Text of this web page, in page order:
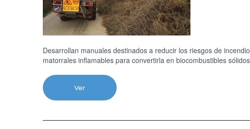
Desarrollan manuales destinados a reducir los riesgos de
matorrales inflamables para convertirla en biocombustibles
Ver